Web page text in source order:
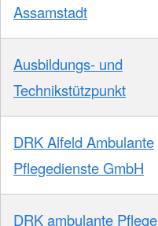
Assamstadt
Ausbildungs- und
Technikstützpunkt
DRK Alfeld Ambulante
Pflegedienste GmbH
DRK ambulante Pflege